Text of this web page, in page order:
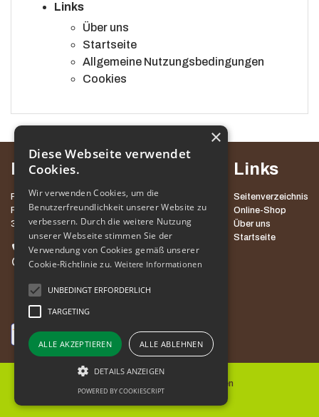
Links
Über uns
Startseite
Allgemeine Nutzungsbedingungen
Cookies
Kontakt
POT MED KROŠNJAMI POHORJE, D.O.O.
ROGLA 111
3214 ZREČE
+386 3 757 60 60
info@potpohorje.si
Links
Seitenverzeichnis
Online-Shop
Über uns
Startseite
Allgemeine Nutzungsbedingungen
×
Diese Webseite verwendet
Cookies.
Wir verwenden Cookies, um die
Benutzerfreundlichkeit unserer Website zu
verbessern. Durch die weitere Nutzung
unserer Webseite stimmen Sie der
Verwendung von Cookies gemäß unserer
Cookie-Richtlinie zu. Weitere Informationen
UNBEDINGT ERFORDERLICH
TARGETING
ALLE AKZEPTIEREN ALLE ABLEHNEN
DETAILS ANZEIGEN
POWERED BY COOKIESCRIPT